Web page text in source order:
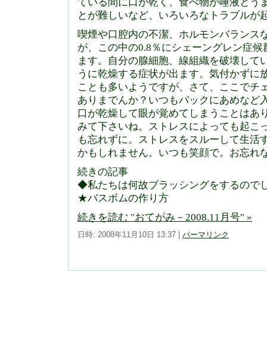
とが難しいなど、いろいろなトラブルが
喫煙や口腔内の不潔、ホルモンバランス
が、この中の0.8％にシェーングレン症
ます。自分の腺細胞、線組織を破壊して
うに乾燥する症状が出ます。気付かずに
ことも多いようですが、さて、ここでチ
ありまでんか？いつもバックにあめなど
口が乾燥して眼が覚めてしまうことはあ
みて下さいね。ストレスによっても起こ
も忘れずに。ストレスをスルーして生活
かもしれません。いつも笑顔で。お忘れ
続きの記事
◆私たちは何故ブラッシングをするので
★バスボムの作り方
続きを読む "おてがみ－2008.11月号" »
日時: 2008年11月10日 13:37 パーマリンク